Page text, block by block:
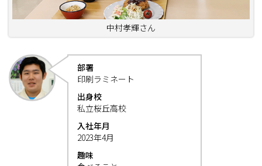
中村孝輝さん
部署
印刷ラミネート
出身校
私立桜丘高校
入社年月
2023年4月
趣味